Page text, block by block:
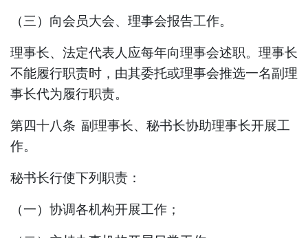
（三）向会员大会、理事会报告工作。
理事长、法定代表人应每年向理事会述职。 理事长
不能履行职责时，由其委托或理事会推选一名副 理
事长代为履行职责。
第四十八条 副 理事长、秘书长协助理事长开展工
作。
秘书长行使下列职责：
（一）协调各机构开展工作；